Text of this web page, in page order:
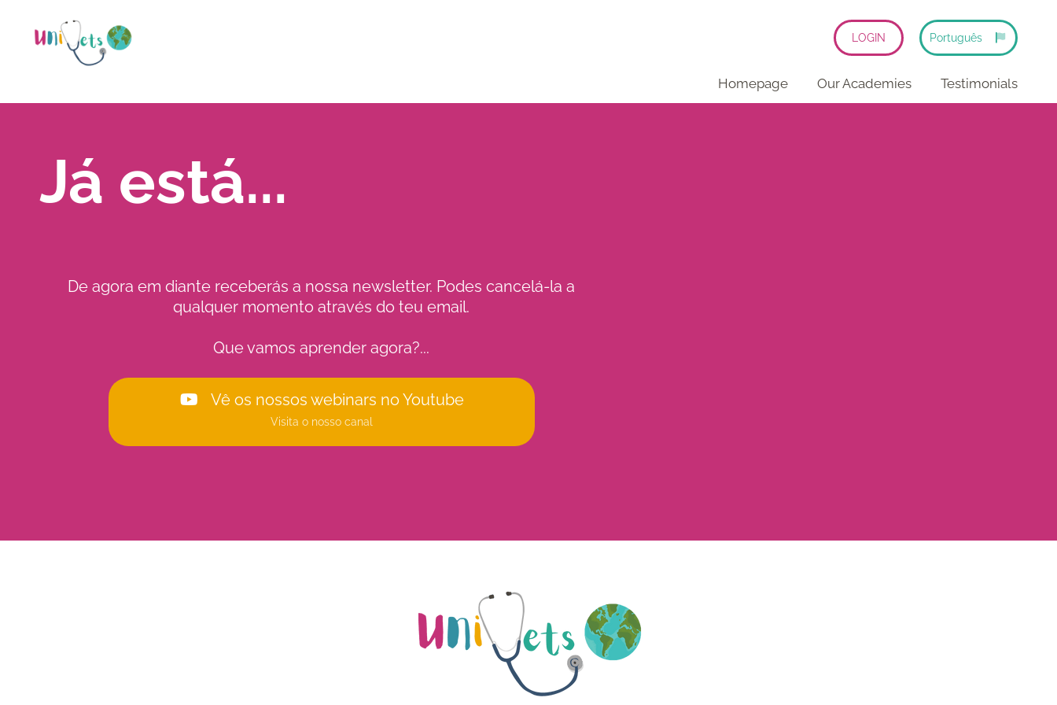
LOGIN Português
Homepage Our Academies Testimonials
Já está...
De agora em diante receberás a nossa newsletter. Podes cancelá-la a
qualquer momento através do teu email.
Que vamos aprender agora?...
Vê os nossos webinars no Youtube
Visita o nosso canal